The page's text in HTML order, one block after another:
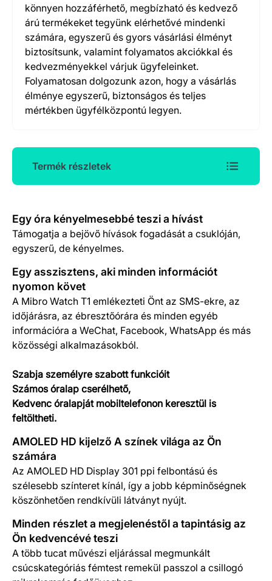
könnyen hozzáférhető, megbízható és kedvező
árú termékeket tegyünk elérhetővé mindenki
számára, egyszerű és gyors vásárlási élményt
biztosítsunk, valamint folyamatos akciókkal és
kedvezményekkel várjuk ügyfeleinket.
Folyamatosan dolgozunk azon, hogy a vásárlás
élménye egyszerű, biztonságos és teljes
mértékben ügyfélközpontú legyen.
Termék részletek
Termék részletek
Egy óra kényelmesebbé teszi a hívást
Támogatja a bejövő hívások fogadását a csuklóján,
egyszerű, de kényelmes.
Egy asszisztens, aki minden információt
nyomon követ
A Mibro Watch T1 emlékezteti Önt az SMS-ekre, az
időjárásra, az ébresztőórára és minden egyéb
információra a WeChat, Facebook, WhatsApp és más
közösségi alkalmazásokból.
Szabja személyre szabott funkcióit
Számos óralap cserélhető,
Kedvenc óralapját mobiltelefonon keresztül is
feltöltheti.
AMOLED HD kijelző A színek világa az Ön
számára
Az AMOLED HD Display 301 ppi felbontású és
szélesebb színteret kínál, így a jobb képminőségnek
köszönhetően rendkívüli látványt nyújt.
Minden részlet a megjelenéstől a tapintásig az
Ön kedvencévé teszi
A több tucat művészi eljárással megmunkált
csúcskategóriás fémtest remekül passzol a csillogó